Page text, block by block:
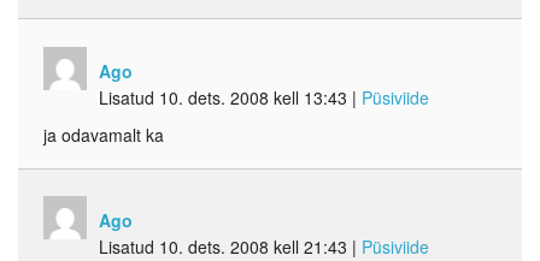
Ago
Lisatud 10. dets. 2008 kell 13:43 | Püsiviide
ja odavamalt ka
Ago
Lisatud 10. dets. 2008 kell 21:43 | Püsiviide